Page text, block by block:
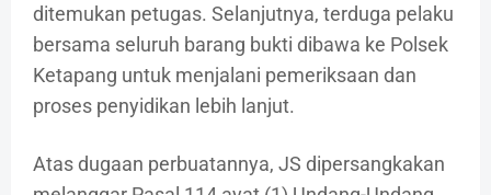
ditemukan petugas. Selanjutnya, terduga pelaku
bersama seluruh barang bukti dibawa ke Polsek
Ketapang untuk menjalani pemeriksaan dan
proses penyidikan lebih lanjut.
Atas dugaan perbuatannya, JS dipersangkakan